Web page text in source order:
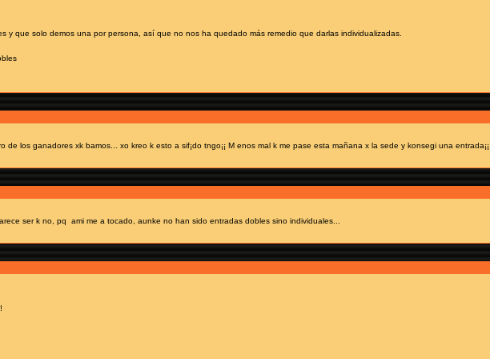
y que solo demos una por persona, así que no nos ha quedado más remedio que darlas individualizadas.
de los ganadores xk bamos... xo kreo k esto a sif¡do tngo¡¡ M enos mal k me pase esta mañana x la sede y konsegi una entrada¡¡
ser k no, pq ami me a tocado, aunke no han sido entradas dobles sino individuales...